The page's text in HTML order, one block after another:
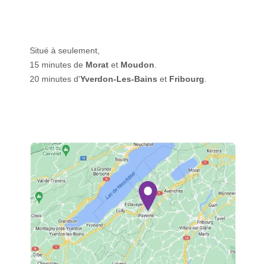
Situé à seulement,
15 minutes de Morat et Moudon
20 minutes d'Yverdon-Les-Bains et Fribourg